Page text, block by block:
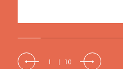
1 | 10